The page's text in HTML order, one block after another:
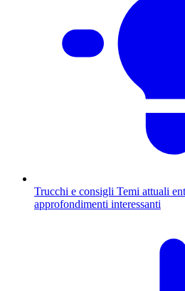
Trucchi e consigli Temi attuali
approfondimenti interessanti